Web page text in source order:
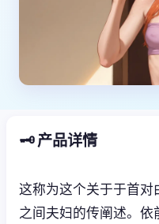
🗝️ 产品详情
这称为这个关于于首对
之间夫妇的传阐述。